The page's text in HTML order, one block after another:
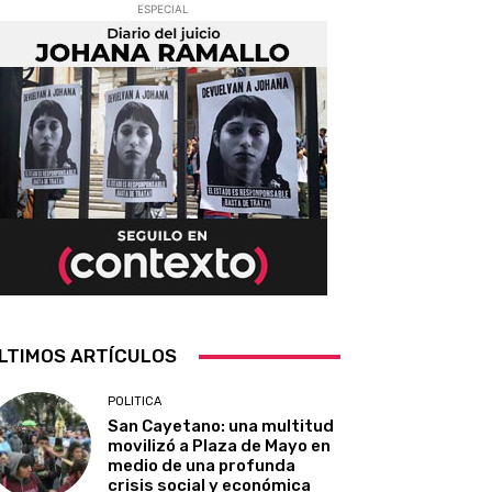
ESPECIAL
ARTÍCULOS
POLITICA
San Cayetano: una multitud
movilizó a Plaza de Mayo en
medio de una profunda
crisis social y económica